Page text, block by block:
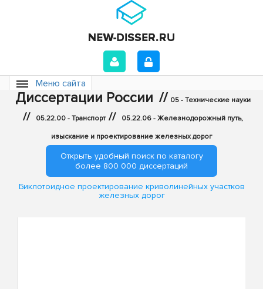
Меню сайта
Диссертации России // 05 - Технические науки
// 05.22.00 - Транспорт // 05.22.06 - Железнодорожный путь,
изыскание и проектирование железных дорог
Открыть удобный поиск по каталогу
более 800 000 диссертаций
Биклотоидное проектирование криволинейных участков
железных дорог